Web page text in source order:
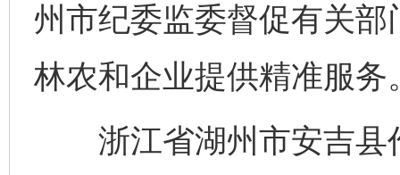
州市纪委监委督促有关
林农和企业提供精准服务
浙江省湖州市安吉县